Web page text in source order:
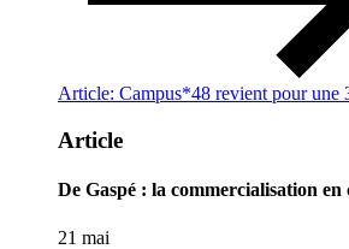
Article: Campus*48 revient pour une
Article
De Gaspé : la commercialisation
21 mai